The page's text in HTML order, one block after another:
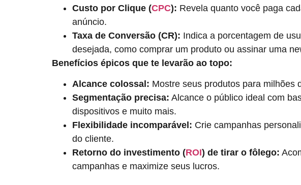
Custo por Clique (CPC): Revela quanto você paga
anúncio.
Taxa de Conversão (CR): Indica a porcentagem de
desejada, como comprar um produto ou assinar uma
Benefícios épicos que te levarão ao topo:
Alcance colossal: Mostre seus produtos para milhões
Segmentação precisa: Alcance o público ideal com
dispositivos e muito mais.
Flexibilidade incomparável: Crie campanhas
do cliente.
Retorno do investimento (ROI) de tirar o fôlego:
campanhas e maximize seus lucros.